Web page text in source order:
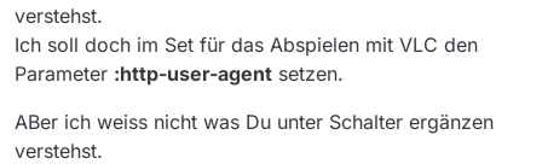
verstehst.
Ich soll doch im Set für das Abspielen mit VLC den
Parameter :http-user-agent setzen.
ABer ich weiss nicht was Du unter Schalter ergänzen
verstehst.